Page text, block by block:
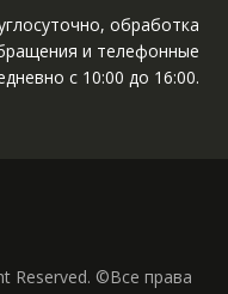
обработка
и телефонные
с 10:00 до 16:00.
Reserved. ©Все права